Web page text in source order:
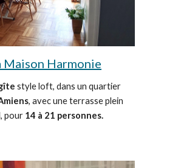
Maison Harmonie
style loft, dans un quartier
, avec une terrasse plein
pour 14 à 21 personnes.